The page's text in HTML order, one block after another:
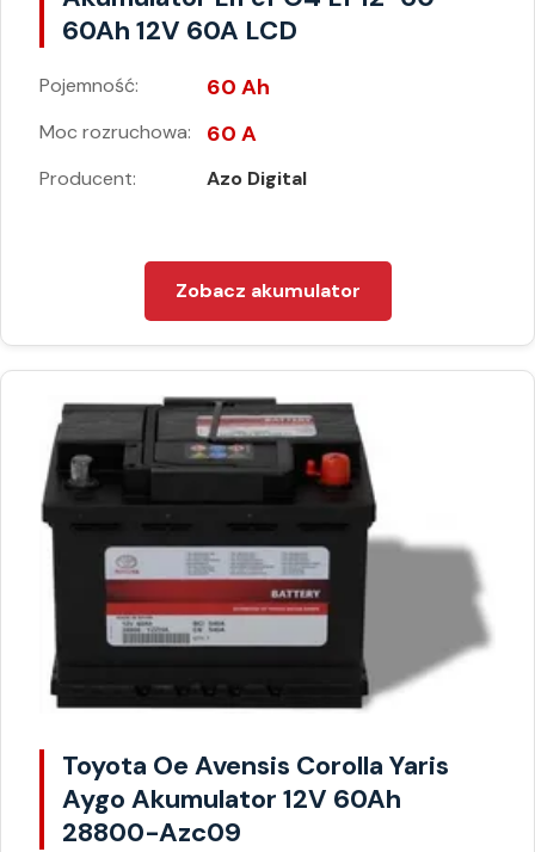
60Ah 12V 60A LCD
Pojemność: 60 Ah
Moc rozruchowa: 60 A
Producent: Azo Digital
Zobacz akumulator
Toyota Oe Avensis Corolla Yaris
Aygo Akumulator 12V 60Ah
28800-Azc09